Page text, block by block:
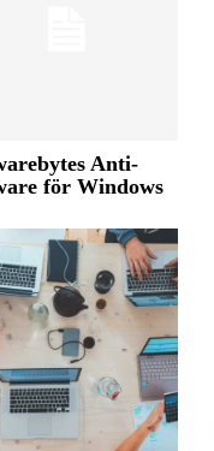
Anti-
för Windows